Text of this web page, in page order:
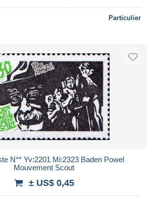
Particulier
N** Yv:2201 Mi:2323 Baden Powel
Mouvement Scout
± US$ 0,45